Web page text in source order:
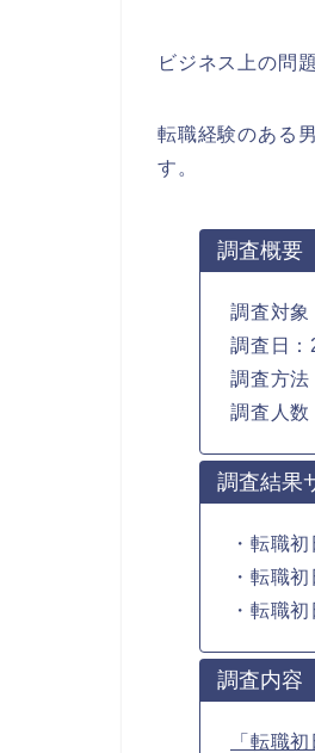
ビジネス上の問
転職経験のある
す。
調査概要
調査対象
調査日：
調査方
調査人数
調査結果
・転職
・転職
・転職
調査内容
「転職